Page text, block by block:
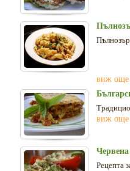
виж още
виж още
Рецепта